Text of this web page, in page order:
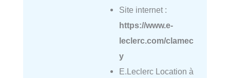
Site internet :
https://www.e-
leclerc.com/clamec
y
E.Leclerc Location à